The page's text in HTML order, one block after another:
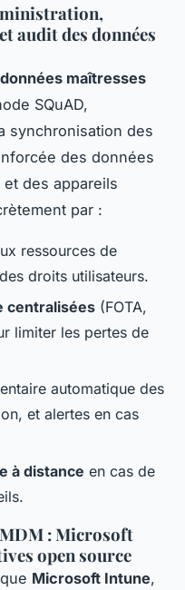
audit des données
maîtresses
SQuAD,
synchronisation des
des données
et des appareils
par :
ressources de
droits utilisateurs.
centralisées (FOTA,
limiter les pertes de
automatique des
et alertes en cas
à distance en cas de
: Microsoft
open source
Microsoft Intune,